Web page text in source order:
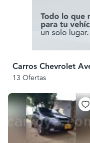
Carros Chevrolet
13 Ofertas